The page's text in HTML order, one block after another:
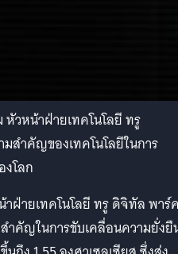
วหน้าฝ่ายเทคโนโลยี ทรู
สำคัญของเทคโนโลยีในการ
โลก
ฝ่ายเทคโนโลยี ทรู ดิจิทัล พาร์
ำคัญในการขับเคลื่อนความยั่งยื